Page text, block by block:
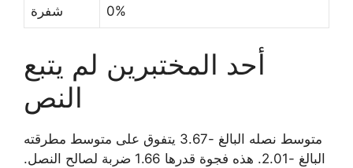
شفرة 0%
أحد المختبرين لم يتبع
النص
متوسط ​​نصله البالغ -3.67 يتفوق على متوسط ​​مطرقته
البالغ -2.01. هذه فجوة قدرها 1.66 ضربة لصالح النصل.